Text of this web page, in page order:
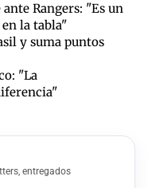
Rangers: "Es un
la tabla"
y suma puntos
"La
entregados